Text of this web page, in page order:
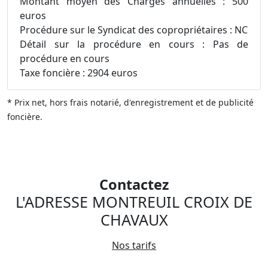
euros
Procédure sur le Syndicat des copropriétaires : NC
Détail sur la procédure en cours : Pas de
procédure en cours
Taxe foncière : 2904 euros
* Prix net, hors frais notarié, d'enregistrement et de publicité
foncière.
Contactez
L'ADRESSE MONTREUIL CROIX DE
CHAVAUX
Nos tarifs